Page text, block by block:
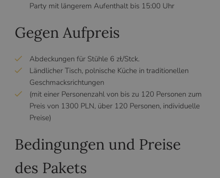
Party mit längerem Aufenthalt bis 15:00 Uhr
Gegen Aufpreis
Abdeckungen für Stühle 6 zł/Stck.
Ländlicher Tisch, polnische Küche in traditionellen
Geschmacksrichtungen
(mit einer Personenzahl von bis zu 120 Personen zum
Preis von 1300 PLN, über 120 Personen, individuelle
Preise)
Bedingungen und Preise
des Pakets